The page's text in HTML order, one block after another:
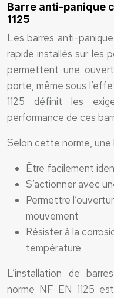
Barre anti-panique
1125
Les barres anti-
rapide installés sur les
permettent une
porte, même sous
1125 définit les
performance de ces
Selon cette norme,
Être facilement
S’actionner avec
Permettre
mouvement
Résister à la
température
L’installation de
norme NF EN 1125 est